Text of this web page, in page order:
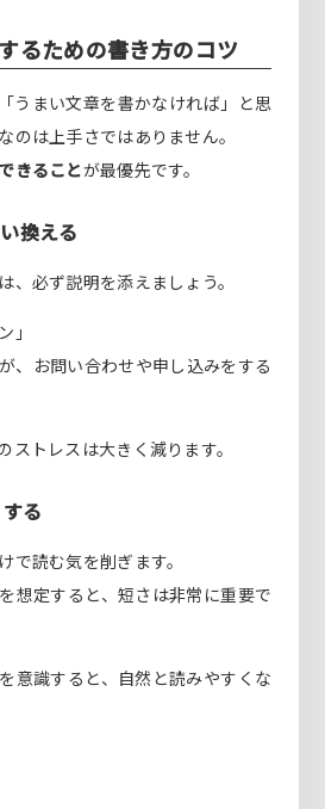
るための書き方のコツ
うまい文章を書かなければ」と思
のは上手さではありません。
きることが最優先です。
換える
、必ず説明を添えましょう。
」
、お問い合わせや申し込みをする
ストレスは大きく減ります。
る
で読む気を削ぎます。
想定すると、短さは非常に重要で
意識すると、自然と読みやすくな